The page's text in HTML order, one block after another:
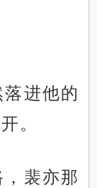
进他的
。
裴亦那